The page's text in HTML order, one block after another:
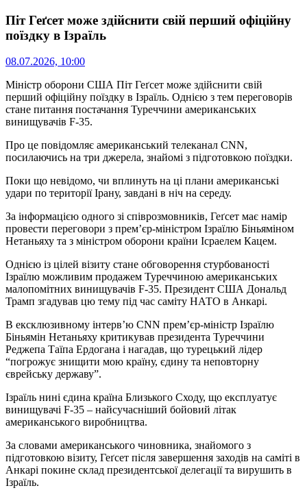
Піт Геґсет може здійснити свій перший офіційну
поїздку в Ізраїль
08.07.2026, 10:00
Міністр оборони США Піт Геґсет може здійснити свій
перший офіційну поїздку в Ізраїль. Однією з тем переговорів
стане питання постачання Туреччини американських
винищувачів F-35.
Про це повідомляє американський телеканал CNN,
посилаючись на три джерела, знайомі з підготовкою поїздки.
Поки що невідомо, чи вплинуть на ці плани американські
удари по території Ірану, завдані в ніч на середу.
За інформацією одного зі співрозмовників, Геґсет має намір
провести переговори з прем’єр-міністром Ізраїлю Біньяміном
Нетаньяху та з міністром оборони країни Ісраелем Кацем.
Однією із цілей візиту стане обговорення стурбованості
Ізраїлю можливим продажем Туреччиною американських
малопомітних винищувачів F-35. Президент США Дональд
Трамп згадував цю тему під час саміту НАТО в Анкарі.
В ексклюзивному інтерв’ю CNN прем’єр-міністр Ізраїлю
Біньямін Нетаньяху критикував президента Туреччини
Реджепа Таїпа Ердогана і нагадав, що турецький лідер
“погрожує знищити мою країну, єдину та неповторну
єврейську державу”.
Ізраїль нині єдина країна Близького Сходу, що експлуатує
винищувачі F-35 – найсучасніший бойовий літак
американського виробництва.
За словами американського чиновника, знайомого з
підготовкою візиту, Геґсет після завершення заходів на саміті в
Анкарі покине склад президентської делегації та вирушить в
Ізраїль.